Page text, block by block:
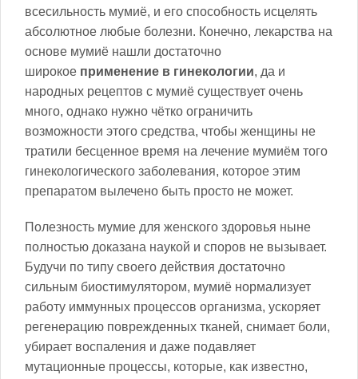
всесильность мумиё, и его способность исцелять
абсолютное любые болезни. Конечно, лекарства на
основе мумиё нашли достаточно
широкое применение в гинекологии, да и
народных рецептов с мумиё существует очень
много, однако нужно чётко ограничить
возможности этого средства, чтобы женщины не
тратили бесценное время на лечение мумиём того
гинекологического заболевания, которое этим
препаратом вылечено быть просто не может.
Полезность мумие для женского здоровья ныне
полностью доказана наукой и споров не вызывает.
Будучи по типу своего действия достаточно
сильным биостимулятором, мумиё нормализует
работу иммунных процессов организма, ускоряет
регенерацию поврежденных тканей, снимает боли,
убирает воспаления и даже подавляет
мутационные процессы, которые, как известно,